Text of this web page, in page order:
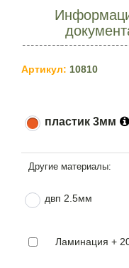
Артикул: 10810
пластик 3мм
двп 2.5мм
Ламинация +